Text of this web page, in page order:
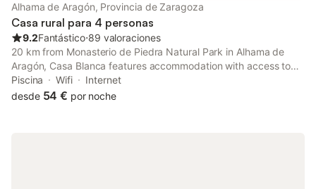
Alhama de Aragón, Provincia de Zaragoza
Casa rural para 4 personas
9.2Fantástico⋅89 valoraciones
20 km from Monasterio de Piedra Natural Park in Alhama de
Aragón, Casa Blanca features accommodation with access to
spa facilities. The property has garden and quiet street views,
and is 20 km from Monasterio de Piedra.
Piscina Wifi
Internet
desde 54 € por noche